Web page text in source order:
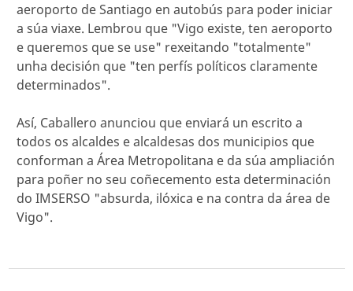
aeroporto de Santiago en autobús para poder iniciar
a súa viaxe. Lembrou que "Vigo existe, ten aeroporto
e queremos que se use" rexeitando "totalmente"
unha decisión que "ten perfís políticos claramente
determinados".
Así, Caballero anunciou que enviará un escrito a
todos os alcaldes e alcaldesas dos municipios que
conforman a Área Metropolitana e da súa ampliación
para poñer no seu coñecemento esta determinación
do IMSERSO "absurda, ilóxica e na contra da área de
Vigo".